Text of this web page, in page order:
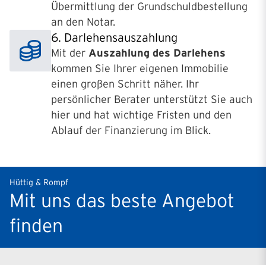
Übermittlung der Grundschuldbestellung
an den Notar.
6. Darlehensauszahlung
Mit der Auszahlung des Darlehens
kommen Sie Ihrer eigenen Immobilie
einen großen Schritt näher. Ihr
persönlicher Berater unterstützt Sie auch
hier und hat wichtige Fristen und den
Ablauf der Finanzierung im Blick.
Hüttig & Rompf
Mit uns das beste Angebot
finden